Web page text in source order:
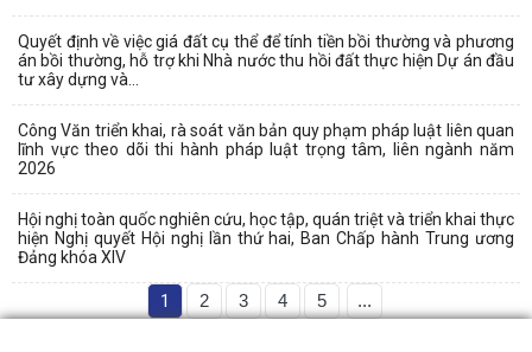
Quyết định về việc giá đất cụ thể để tính tiền bồi thường và phương
án bồi thường, hỗ trợ khi Nhà nước thu hồi đất thực hiện Dự án đầu
tư xây dựng và...
Công Văn triển khai, rà soát văn bản quy phạm pháp luật liên quan
lĩnh vực theo dõi thi hành pháp luật trọng tâm, liên ngành năm
2026
Hội nghị toàn quốc nghiên cứu, học tập, quán triệt và triển khai thực
hiện Nghị quyết Hội nghị lần thứ hai, Ban Chấp hành Trung ương
Đảng khóa XIV
1 2 3 4 5 ...